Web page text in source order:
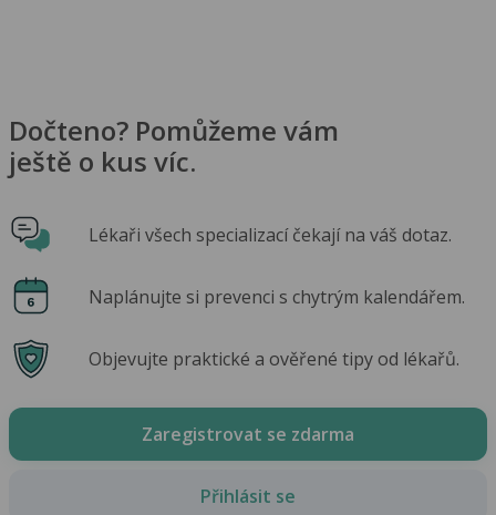
Dočteno? Pomůžeme vám
ještě o kus víc.
Lékaři všech specializací čekají na váš dotaz.
Naplánujte si prevenci s chytrým kalendářem.
Objevujte praktické a ověřené tipy od lékařů.
Zaregistrovat se zdarma
Přihlásit se